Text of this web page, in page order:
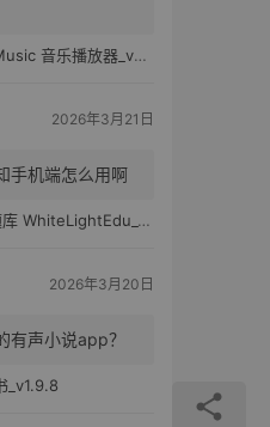
音乐播放器_v6.6.0
2026年3月21日
手机端怎么用啊
2026年3月20日
有声小说app？
_v1.9.8